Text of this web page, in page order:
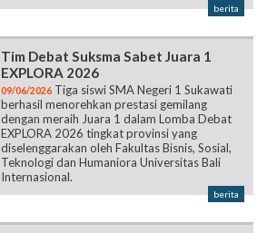
berita
Tim Debat Suksma Sabet Juara 1
EXPLORA 2026
09/06/2026 Tiga siswi SMA Negeri 1 Sukawati
berhasil menorehkan prestasi gemilang
dengan meraih Juara 1 dalam Lomba Debat
EXPLORA 2026 tingkat provinsi yang
diselenggarakan oleh Fakultas Bisnis, Sosial,
Teknologi dan Humaniora Universitas Bali
Internasional.
berita